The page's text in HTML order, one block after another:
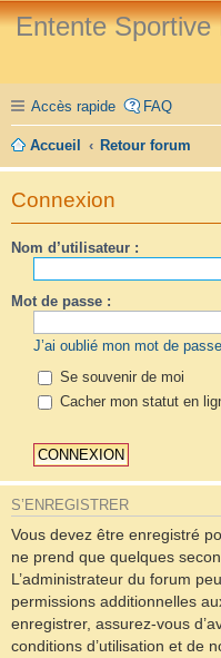
Entente Sportive
Accès rapide FAQ
Accueil Retour forum
Connexion
Nom d’utilisateur :
Mot de passe :
J’ai oublié mon mot de passe
Se souvenir de moi
Cacher mon statut en
S’ENREGISTRER
Vous devez être enregistré
ne prend que quelques
L’administrateur du forum
permissions additionnelles
enregistrer, assurez-vous
conditions d’utilisation et de